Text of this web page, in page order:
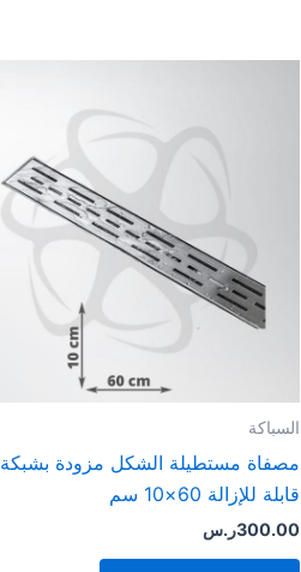
السباكة
مصفاة مستطيلة الشكل مزودة بشبكة
قابلة للإزالة 60×10 سم
300.00ر.س